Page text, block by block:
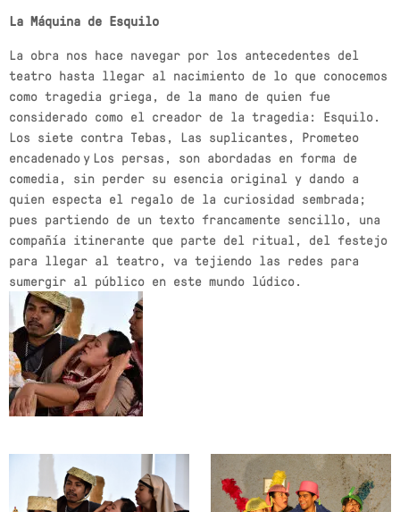
today 27 DE AGOSTO DE 2022
NOTICIAS USER
FESTIVAL INTERNACIONAL 2022
La Máquina de Esquilo
La obra nos hace navegar por los antecedentes del
teatro hasta llegar al nacimiento de lo que conocemos
como tragedia griega, de la mano de quien fue
considerado como el creador de la tragedia: Esquilo.
Los siete contra Tebas, Las suplicantes, Prometeo
encadenado y Los persas, son abordadas en forma de
comedia, sin perder su esencia original y dando a
quien especta el regalo de la curiosidad sembrada;
pues partiendo de un texto francamente sencillo, una
compañía itinerante que parte del ritual, del festejo
para llegar al teatro, va tejiendo las redes para
sumergir al público en este mundo lúdico.